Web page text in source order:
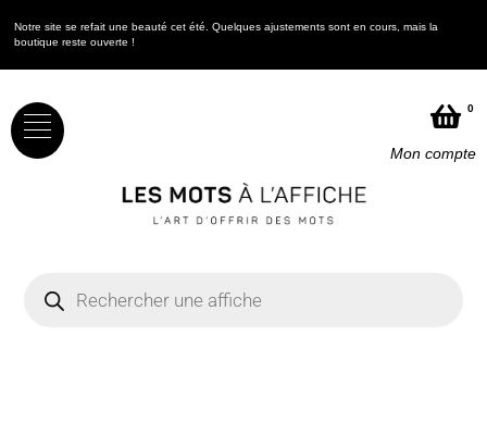
Notre site se refait une beauté cet été. Quelques ajustements sont en cours, mais la
boutique reste ouverte !
0
Mon compte